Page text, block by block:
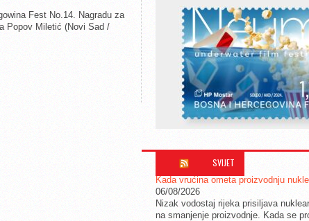
Fest No.14. Nagradu za
Popov Miletić (Novi Sad /
SVIJET
Kada vrućina ometa proizvodnju
06/08/2026
Nizak vodostaj rijeka prisiljava
na smanjenje proizvodnje. Kada se